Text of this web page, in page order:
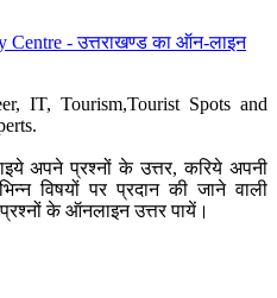
Centre - उत्तराखण्ड का ऑन-लाइन
IT, Tourism,Tourist Spots and
अपने प्रश्नों के उत्तर, करिये अपनी
विषयों पर प्रदान की जाने वाली
के ऑनलाइन उत्तर पायें।